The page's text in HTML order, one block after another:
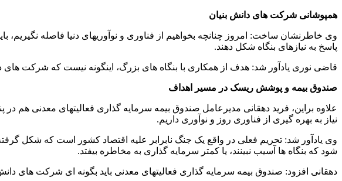
همپوشانی شرکت های دانش بنیان
وی خاطرنشان ساخت: امروز چنانچه بخواهیم از فناوری و نوآوریهای دنیا فاصله نگیریم،
پاسخ به نیازهای بنگاه شکل دهند.
قاضی نوری یادآور شد: هدف از همکاری با بنگاه های بزرگ، اینگونه نیست که شرکت های
صندوق بیمه و پوشش ریسک در مسیر اهداف
علاوه براین، فرید دهقانی مدیرعامل صندوق بیمه سرمایه گذاری فعالیتهای معدنی
نیاز به بهره گیری از فناوری روز و نوآوری داریم.
وی یادآور شد: تحریم فعلی در واقع یک جنگ نابرابر علیه اقتصاد کشور است که شکل گرفته
شود که بنگاه ها آسیب نبینند، یا کمتر سرمایه گذاری به مخاطره بیفتد.
دهقانی افزود: صندوق بیمه سرمایه گذاری فعالیتهای معدنی باید بگونه ای شرکت های